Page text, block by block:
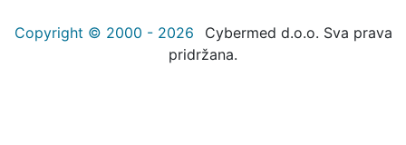
Copyright © 2000 - 2026
Cybermed d.o.o. Sva prava
pridržana.